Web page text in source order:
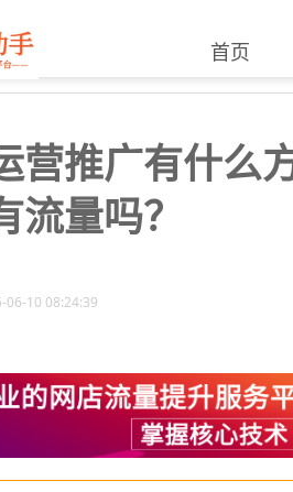
首页
营推广有什么
流量吗？
06-10 08:24:39